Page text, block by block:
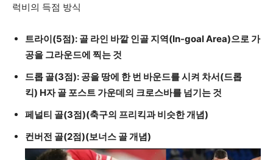
럭비의 득점 방식
트라이(5점): 골 라인 바깥 인골 지역(In-goal Area)으로 가
공을 그라운드에 찍는 것
드롭 골(3점): 공을 땅에 한 번 바운드를 시켜 차서(드롭
킥) H자 골 포스트 가운데의 크로스바를 넘기는 것
페널티 골(3점)(축구의 프리킥과 비슷한 개념)
컨버전 골(2점)(보너스 골 개념)